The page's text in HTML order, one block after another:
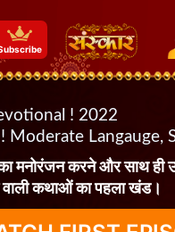
! 2022
Moderate Langauge,
मनोरंजन करने और साथ ही
कथाओं का पहला खंड।